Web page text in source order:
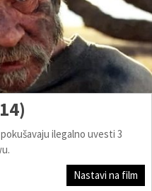
ilegalno uvesti 3
Nastavi na film